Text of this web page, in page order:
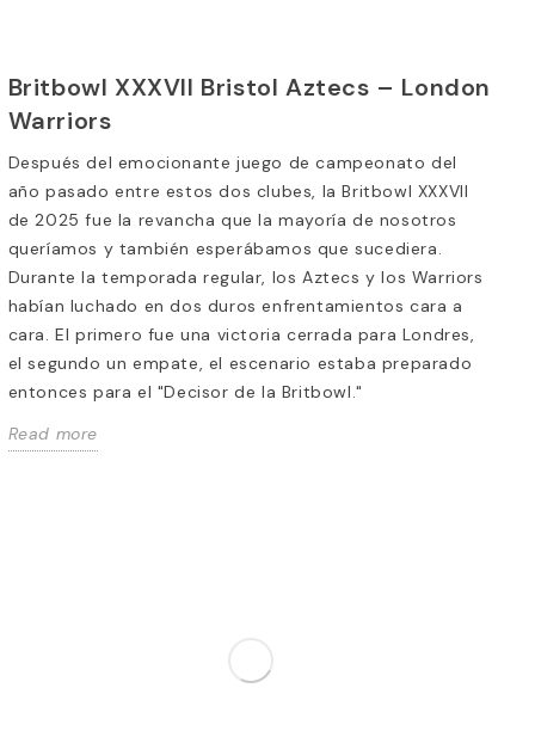
Bristol
Warriors
juego de
pasado entre
Britbowl XXXVII Bristol Aztecs – London
Warriors
Después del emocionante juego de campeonato del
año pasado entre estos dos clubes, la Britbowl XXXVII
de 2025 fue la revancha que la mayoría de nosotros
queríamos y también esperábamos que sucediera.
Durante la temporada regular, los Aztecs y los Warriors
habían luchado en dos duros enfrentamientos cara a
cara. El primero fue una victoria cerrada para Londres,
el segundo un empate, el escenario estaba preparado
entonces para el "Decisor de la Britbowl."
Read more